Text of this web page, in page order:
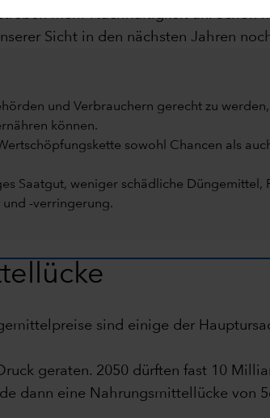
mehr Nachhaltigkeit an. Schon
Sicht in den nächsten Jahren
und Verbrauchern gerecht zu
können.
sowohl Chancen als
Saatgut, weniger schädliche Düngemittel,
-verringerung.
sind einige der
geraten. 2050 dürften fast 10
dann eine Nahrungsmittellücke von